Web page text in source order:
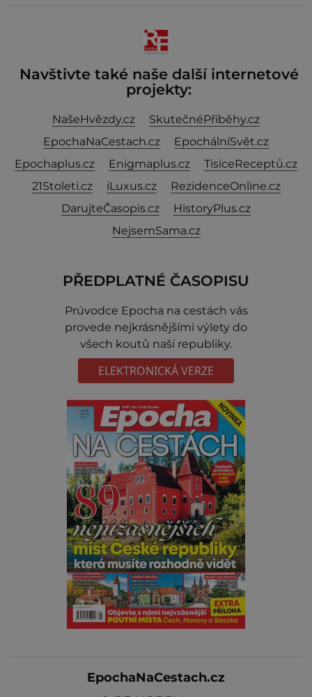
Navštivte také naše další internetové
projekty:
NašeHvězdy.cz
SkutečnéPříběhy.cz
EpochaNaCestach.cz
EpochálníSvět.cz
Epochaplus.cz
Enigmaplus.cz
TisíceReceptů.cz
21Stoleti.cz
iLuxus.cz
RezidenceOnline.cz
DarujteČasopis.cz
HistoryPlus.cz
NejsemSama.cz
PŘEDPLATNÉ ČASOPISU
Prúvodce Epocha na cestách vás
provede nejkrásnějšími výlety do
všech koutů naší republiky.
ELEKTRONICKÁ VERZE
EpochaNaCestach.cz